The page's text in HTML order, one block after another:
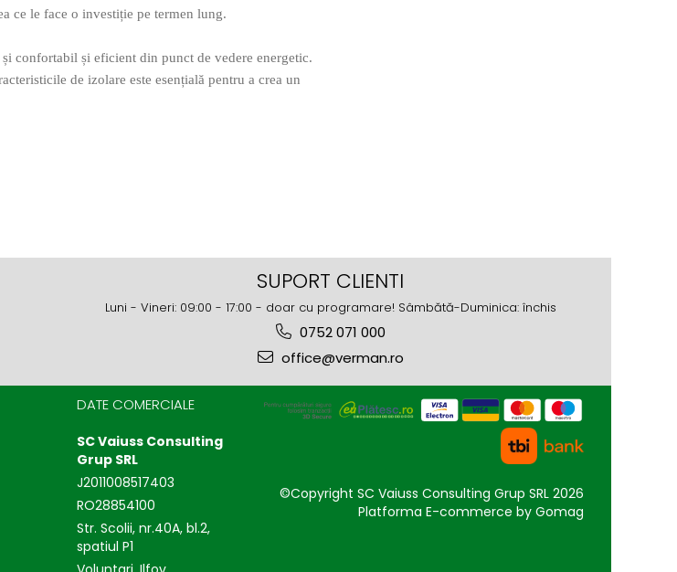
ce le face o investiție pe termen lung.
confortabil și eficient din punct de vedere energetic.
de izolare este esențială pentru a crea un
SUPORT CLIENTI
Luni - Vineri: 09:00 - 17:00 - doar cu programare! Sâmbătă-Duminica: închis
0752 071 000
office@verman.ro
DATE COMERCIALE
SC Vaiuss Consulting
Grup SRL
J2011008517403
RO28854100
Str. Scolii, nr.40A, bl.2,
spatiul P1
©Copyright SC Vaiuss Consulting Grup SRL 2026
Platforma E-commerce by Gomag